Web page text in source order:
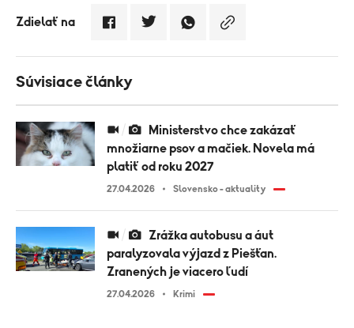
Zdielať na
Súvisiace články
množiarne psov a mačiek. Novela má
platiť od roku 2027
27.04.2026 Slovensko - aktuality
paralyzovala výjazd z Piešťan.
Zranených je viacero ľudí
27.04.2026 Krimi